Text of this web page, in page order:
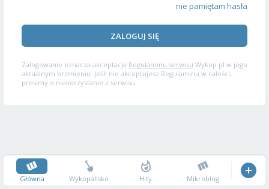
nie pamiętam hasła
ZALOGUJ SIĘ
Zalogowanie oznacza akceptację Regulaminu serwisu Wykop.pl w jego
aktualnym brzmieniu. Jeśli nie akceptujesz Regulaminu w całości,
prosimy o niekorzystanie z serwisu.
Główna Wykopalisko Hity Mikroblog